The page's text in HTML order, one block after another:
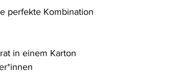
perfekte Kombination
in einem Karton